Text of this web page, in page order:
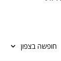
חופשה בצפון